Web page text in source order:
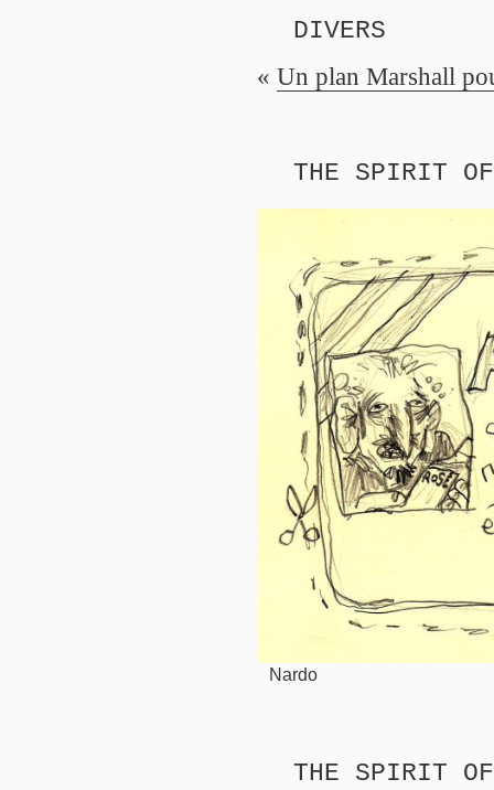
DIVERS
« Un plan Marshall
THE SPIRIT
Nardo
THE SPIRIT